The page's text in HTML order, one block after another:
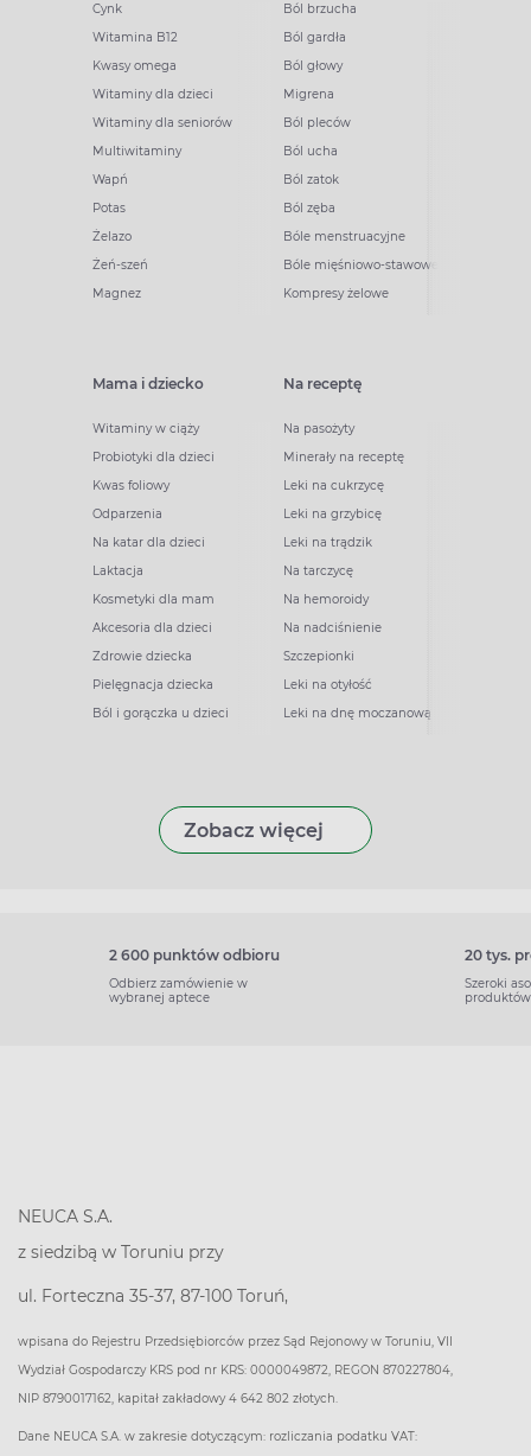
Cynk
Witamina B12
Kwasy omega
Witaminy dla dzieci
Witaminy dla seniorów
Multiwitaminy
Wapń
Potas
Żelazo
Żeń-szeń
Magnez
Ból brzucha
Ból gardła
Ból głowy
Migrena
Ból pleców
Ból ucha
Ból zatok
Ból zęba
Bóle menstruacyjne
Bóle mięśniowo-stawowe
Kompresy żelowe
Mama i dziecko
Witaminy w ciąży
Probiotyki dla dzieci
Kwas foliowy
Odparzenia
Na katar dla dzieci
Laktacja
Kosmetyki dla mam
Akcesoria dla dzieci
Zdrowie dziecka
Pielęgnacja dziecka
Ból i gorączka u dzieci
Na receptę
Na pasożyty
Minerały na receptę
Leki na cukrzycę
Leki na grzybicę
Leki na trądzik
Na tarczycę
Na hemoroidy
Na nadciśnienie
Szczepionki
Leki na otyłość
Leki na dnę moczanową
Zobacz więcej
2 600 punktów odbioru
Odbierz zamówienie w
wybranej aptece
20 tys.
Szeroki
produktów
NEUCA S.A.
z siedzibą w Toruniu przy
ul. Forteczna 35-37, 87-100 Toruń,
wpisana do Rejestru Przedsiębiorców przez Sąd Rejonowy w Toruniu, VII
Wydział Gospodarczy KRS pod nr KRS: 0000049872, REGON 870227804,
NIP 8790017162, kapitał zakładowy 4 642 802 złotych.
Dane NEUCA S.A. w zakresie dotyczącym: rozliczania podatku VAT: